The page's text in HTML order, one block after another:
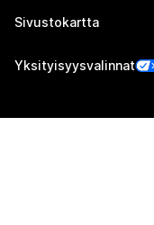
Sivustokartta
Yksityisyysvalinnat